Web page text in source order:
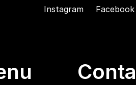
Instagram Facebook